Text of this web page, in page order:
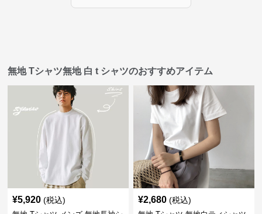
無地 Tシャツ無地 白 t シャツのおすすめアイテム
¥5,920 (税込) ¥2,680 (税込)